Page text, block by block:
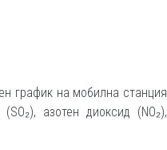
график на мобилна станция
азотен диоксид (NO₂),